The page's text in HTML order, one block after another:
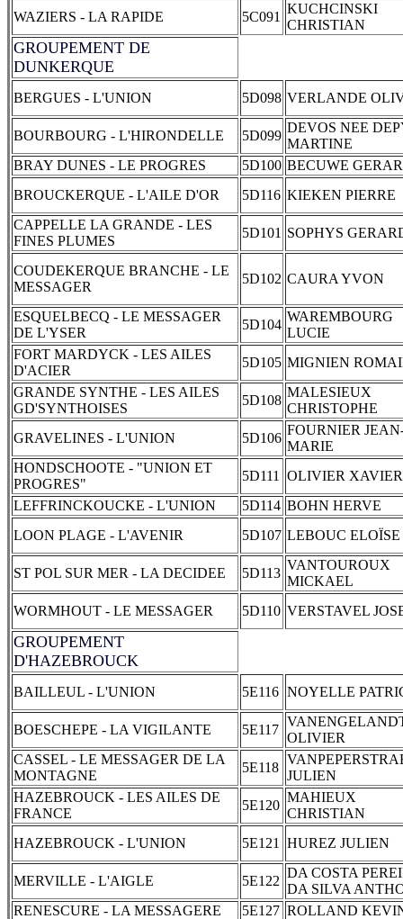
WAZIERS - LA RAPIDE
5C091
KUCHCINSKI
CHRISTIAN
GROUPEMENT DE
DUNKERQUE
BERGUES - L'UNION 5D098 VERLANDE
BOURBOURG - L'HIRONDELLE 5D099
DEVOS NEE
MARTINE
BRAY DUNES - LE PROGRES
5D100 BECUWE
BROUCKERQUE - L'AILE D'OR
5D116 KIEKEN PIERRE
CAPPELLE LA GRANDE - LES
FINES PLUMES
5D101 SOPHYS
COUDEKERQUE BRANCHE - LE
MESSAGER
5D102 CAURA YVON
ESQUELBECQ - LE MESSAGER
DE L'YSER
5D104
WAREMBOURG
LUCIE
FORT MARDYCK - LES AILES
D'ACIER
5D105 MIGNIEN
GRANDE SYNTHE - LES AILES
GD'SYNTHOISES
5D108
MALESIEUX
CHRISTOPHE
GRAVELINES - L'UNION
5D106
FOURNIER
MARIE
HONDSCHOOTE - "UNION ET
PROGRES"
5D111
OLIVIER XAVIER
LEFFRINCKOUCKE - L'UNION
5D114 BOHN HERVE
LOON PLAGE - L'AVENIR
5D107 LEBOUC ELOÏSE
ST POL SUR MER - LA DECIDEE 5D113
VANTOUROUX
MICKAEL
WORMHOUT - LE MESSAGER
5D110 VERSTAVEL
GROUPEMENT
D'HAZEBROUCK
BAILLEUL - L'UNION 5E116 NOYELLE
BOESCHEPE - LA VIGILANTE 5E117
OLIVIER
CASSEL - LE MESSAGER DE LA
MONTAGNE
5E118
JULIEN
HAZEBROUCK - LES AILES DE
FRANCE
5E120
MAHIEUX
CHRISTIAN
HAZEBROUCK - L'UNION
5E121 HUREZ JULIEN
MERVILLE - L'AIGLE 5E122
DA COSTA
DA SILVA
RENESCURE - LA MESSAGERE
5E127 ROLLAND